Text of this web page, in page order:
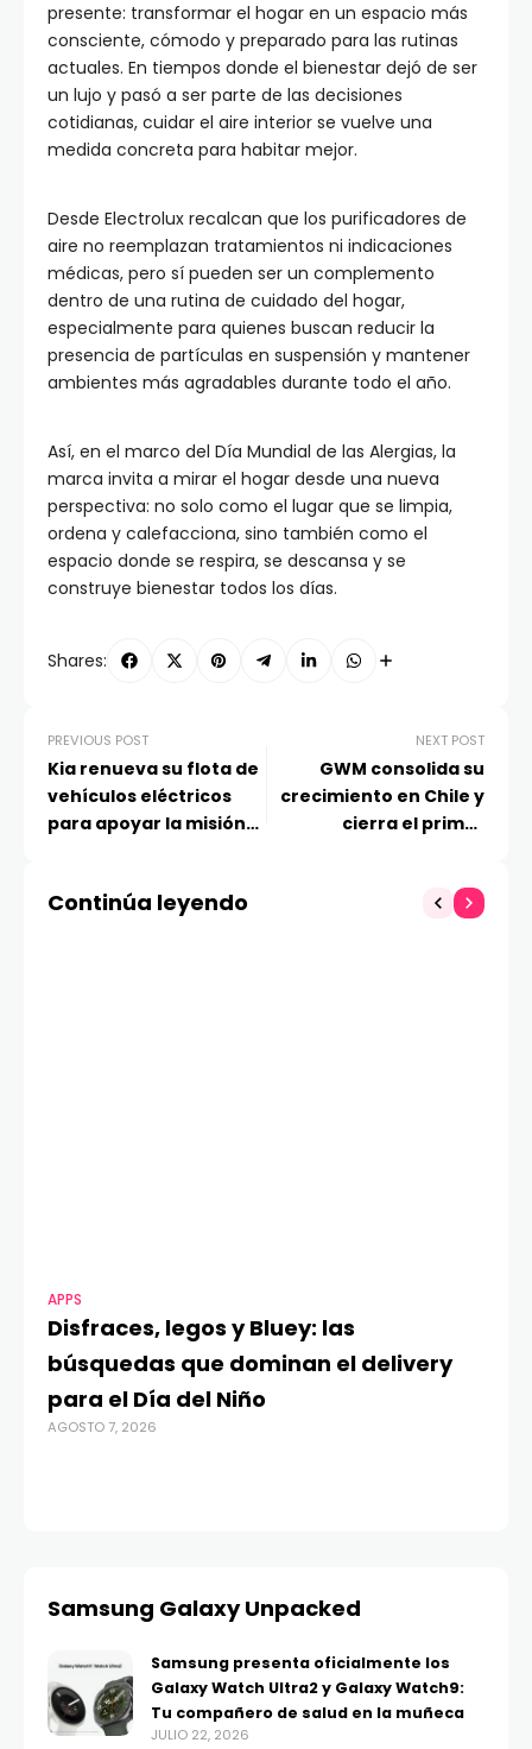
presente: transformar el hogar en un espacio más
consciente, cómodo y preparado para las rutinas
actuales. En tiempos donde el bienestar dejó de ser
un lujo y pasó a ser parte de las decisiones
cotidianas, cuidar el aire interior se vuelve una
medida concreta para habitar mejor.
Desde Electrolux recalcan que los purificadores de
aire no reemplazan tratamientos ni indicaciones
médicas, pero sí pueden ser un complemento
dentro de una rutina de cuidado del hogar,
especialmente para quienes buscan reducir la
presencia de partículas en suspensión y mantener
ambientes más agradables durante todo el año.
Así, en el marco del Día Mundial de las Alergias, la
marca invita a mirar el hogar desde una nueva
perspectiva: no solo como el lugar que se limpia,
ordena y calefacciona, sino también como el
espacio donde se respira, se descansa y se
construye bienestar todos los días.
Shares:
PREVIOUS POST
Kia renueva su flota de
vehículos eléctricos
para apoyar la misión
NEXT POST
GWM consolida su
crecimiento en Chile y
cierra el primer
vendida del país
Continúa leyendo
APPS
Disfraces, legos y Bluey: las
búsquedas que dominan el delivery
para el Día del Niño
AGOSTO 7, 2026
Samsung Galaxy Unpacked
Samsung presenta oficialmente los
Galaxy Watch Ultra2 y Galaxy Watch9:
Tu compañero de salud en la muñeca
JULIO 22, 2026